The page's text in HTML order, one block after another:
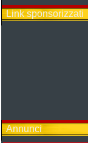
Link sponsorizzati
Annunci